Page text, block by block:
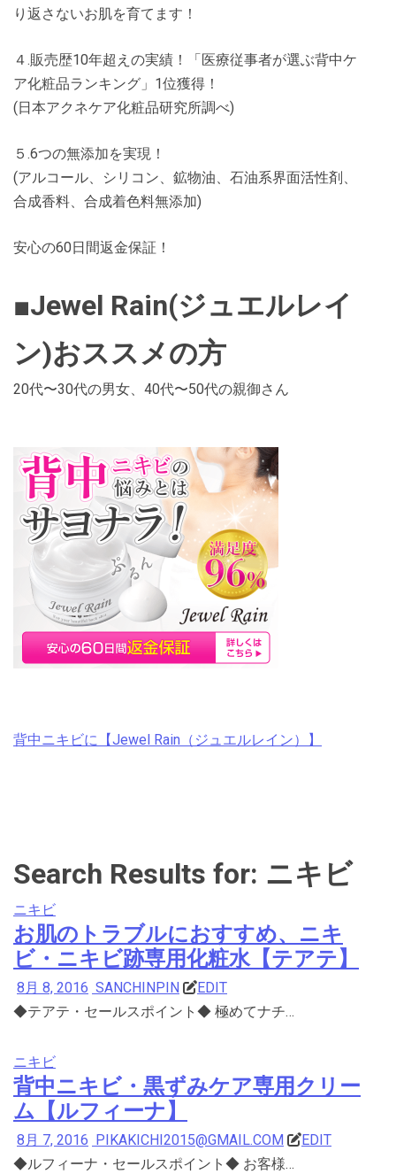
り返さないお肌を育てます！
４.販売歴10年超えの実績！「医療従事者が選ぶ背中ケ
ア化粧品ランキング」1位獲得！
(日本アクネケア化粧品研究所調べ)
５.6つの無添加を実現！
(アルコール、シリコン、鉱物油、石油系界面活性剤、
合成香料、合成着色料無添加)
安心の60日間返金保証！
■Jewel Rain(ジュエルレイ
ン)おススメの方
20代〜30代の男女、40代〜50代の親御さん
背中ニキビに【Jewel Rain（ジュエルレイン）】
Search Results for: ニキビ
ニキビ
お肌のトラブルにおすすめ、ニキ
ビ・ニキビ跡専用化粧水【テアテ】
8月 8, 2016 SANCHINPIN
EDIT
◆テアテ・セールスポイント◆ 極めてナチ…
ニキビ
背中ニキビ・黒ずみケア専用クリー
ム【ルフィーナ】
8月 7, 2016 PIKAKICHI2015@GMAIL.COM
EDIT
◆ルフィーナ・セールスポイント◆ お客様…